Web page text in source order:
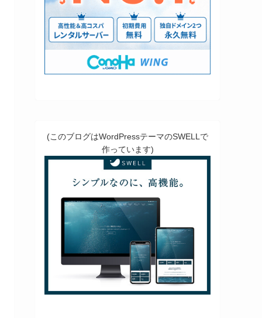
(このブログはWordPressテーマのSWELLで
作っています)